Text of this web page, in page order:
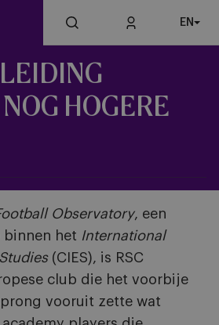
EN
HOGERE
Observatory, een
binnen het International
(CIES), is RSC
club die het voorbije
vooruit zette wat